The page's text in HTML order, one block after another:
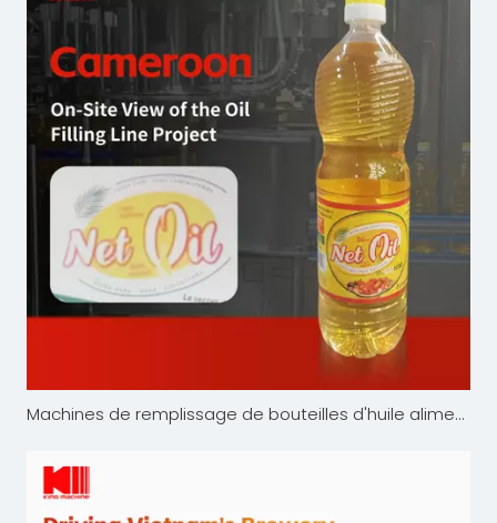
Machines de remplissage de bouteilles d'huile alimentaire : qualité, fiabilité, productivité